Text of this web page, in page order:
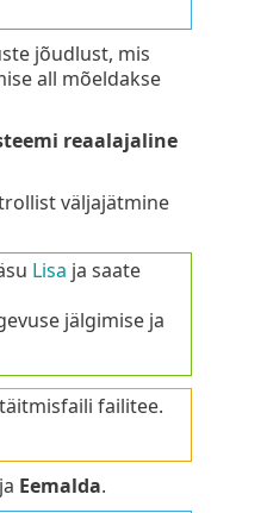
jõudlust, mis
all mõeldakse
reaalajaline
väljajätmine
Lisa ja saate
jälgimise ja
failitee.
ja Eemalda.